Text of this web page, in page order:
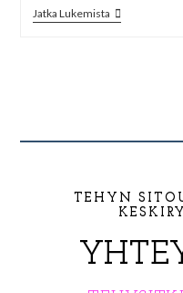
Jatka Lukemista
TEHYN